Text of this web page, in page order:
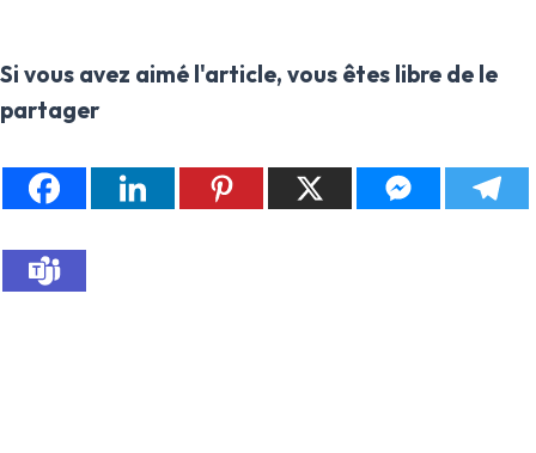
Si vous avez aimé l'article, vous êtes libre de le
partager